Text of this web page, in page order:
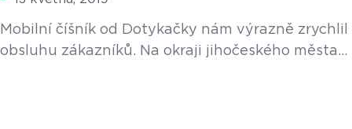
Mobilní číšník od Dotykačky nám výrazně zrychlil
obsluhu zákazníků. Na okraji jihočeského města